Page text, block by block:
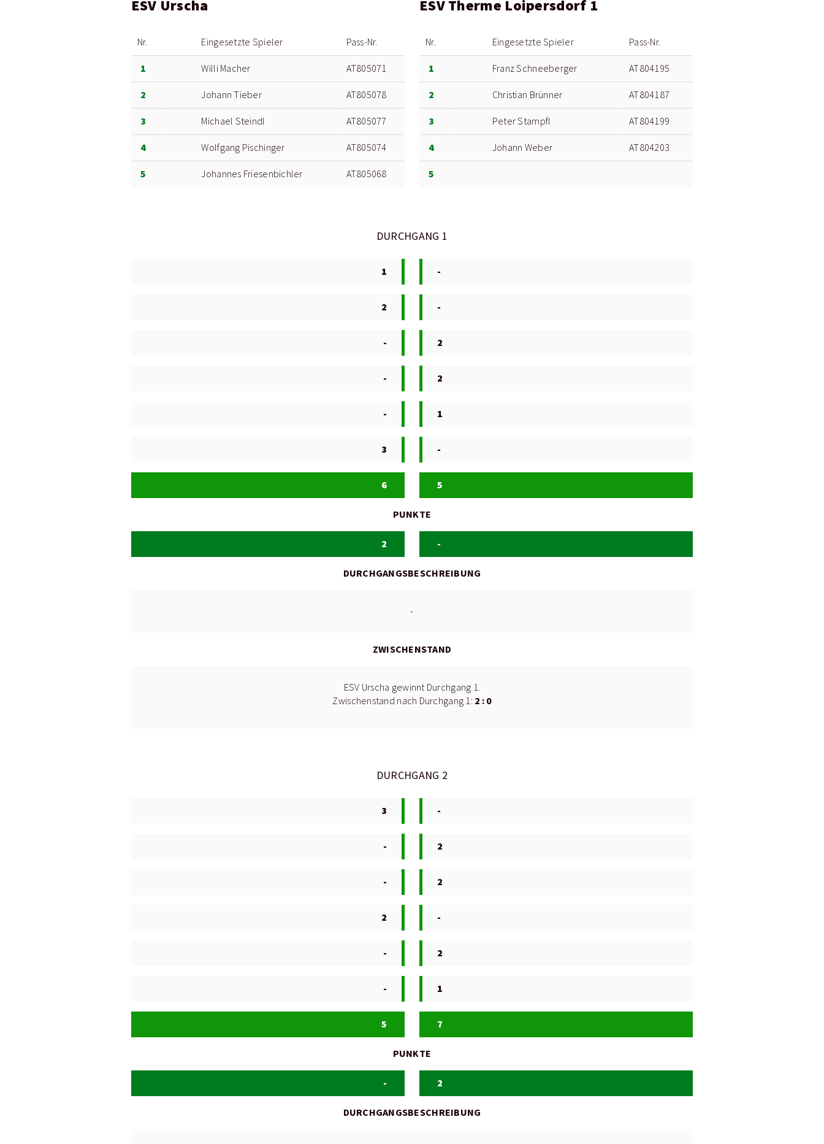
ESV Urscha
Nr. Eingesetzte Spieler Pass-Nr.
1 Willi Macher AT805071
2 Johann Tieber AT805078
3 Michael Steindl AT805077
4 Wolfgang Pischinger AT805074
5 Johannes Friesenbichler AT805068
ESV Therme Loipersdorf 1
Nr. Eingesetzte Spieler Pass-Nr.
1 Franz Schneeberger AT804195
2 Christian Brünner AT804187
3 Peter Stampfl AT804199
4 Johann Weber AT804203
5
DURCHGANG 1
1 -
2 -
- 2
- 2
- 1
3 -
6 5
PUNKTE
2 -
DURCHGANGSBESCHREIBUNG
-
ZWISCHENSTAND
ESV Urscha gewinnt Durchgang 1.
Zwischenstand nach Durchgang 1: 2 : 0
DURCHGANG 2
3 -
- 2
- 2
2 -
- 2
- 1
5 7
PUNKTE
- 2
DURCHGANGSBESCHREIBUNG